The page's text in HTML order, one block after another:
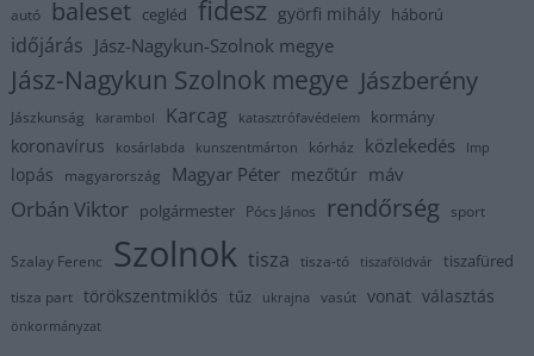
autó baleset cegléd fidesz györfi mihály háború
időjárás Jász-Nagykun-Szolnok megye
Jász-Nagykun Szolnok megye Jászberény
Jászkunság karambol Karcag katasztrófavédelem kormány
koronavírus kosárlabda kunszentmárton kórház közlekedés lmp
lopás magyarország Magyar Péter mezőtúr máv
Orbán Viktor polgármester Pócs János rendőrség sport
Szalay Ferenc Szolnok tisza tisza-tó tiszaföldvár tiszafüred
tisza part törökszentmiklós tűz ukrajna vasút vonat választás
önkormányzat